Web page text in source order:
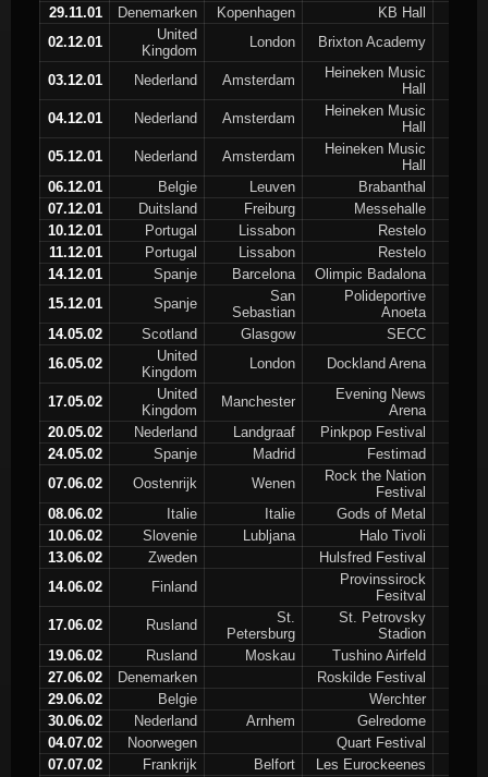
29.11.01
Denemarken Kopenhagen
KB Hall
02.12.01
United
Kingdom
London Brixton Academy
03.12.01 Nederland Amsterdam
Heineken Music
Hall
04.12.01
Nederland Amsterdam
Heineken Music
Hall
05.12.01
Nederland Amsterdam
Heineken Music
Hall
06.12.01
Belgie Leuven
Brabanthal
07.12.01
Duitsland Freiburg
Messehalle
10.12.01
Portugal Lissabon
Restelo
11.12.01
Portugal Lissabon
Restelo
14.12.01
Spanje Barcelona
Olimpic Badalona
15.12.01
Spanje
San
Sebastian
Polideportive
Anoeta
14.05.02
Scotland Glasgow
SECC
16.05.02
United
Kingdom
London Dockland Arena
17.05.02
United
Kingdom
Manchester
Evening News
Arena
20.05.02
Nederland Landgraaf
Pinkpop Festival
24.05.02
Spanje Madrid
Festimad
07.06.02
Oostenrijk Wenen
Rock the Nation
Festival
08.06.02
Italie Italie
Gods of Metal
10.06.02
Slovenie Lubljana
Halo Tivoli
13.06.02
Zweden
Hulsfred Festival
14.06.02
Finland
Provinssirock
Fesitval
17.06.02
Rusland
St.
Petersburg
St. Petrovsky
Stadion
19.06.02
Rusland Moskau
Tushino Airfeld
27.06.02
Denemarken
Roskilde Festival
29.06.02
Belgie
Werchter
30.06.02
Nederland Arnhem
Gelredome
04.07.02
Noorwegen
Quart Festival
07.07.02
Frankrijk Belfort Les Eurockeenes